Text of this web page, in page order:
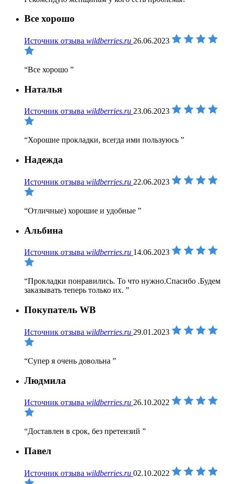
Все хорошо
Источник отзыва wildberries.ru 26.06.2023
Все хорошо
Наталья
Источник отзыва wildberries.ru 23.06.2023
Хорошие прокладки, всегда ими пользуюсь
Надежда
Источник отзыва wildberries.ru 22.06.2023
Отличные) хорошие и удобные
Альбина
Источник отзыва wildberries.ru 14.06.2023
Прокладки понравились. То что нужно.Спасибо .Будем
заказывать теперь только их.
Покупатель WB
Источник отзыва wildberries.ru 29.01.2023
Супер я очень довольна
Людмила
Источник отзыва wildberries.ru 26.10.2022
Доставлен в срок, без претензий
Павел
Источник отзыва wildberries.ru 02.10.2022